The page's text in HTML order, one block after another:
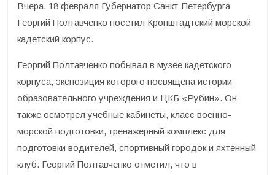
Вчера, 18 февраля Губернатор Санкт-Петербурга
Георгий Полтавченко посетил Кронштадтский морской
кадетский корпус.
Георгий Полтавченко побывал в музее кадетского
корпуса, экспозиция которого посвящена истории
образовательного учреждения и ЦКБ «Рубин». Он
также осмотрел учебные кабинеты, класс военно-
морской подготовки, тренажерный комплекс для
подготовки водителей, спортивный городок и яхтенный
клуб. Георгий Полтавченко отметил, что в